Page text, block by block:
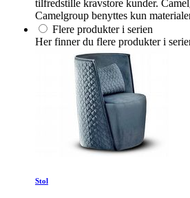
tilfredstille kravstore kunder.
Camelgroup benyttes kun
Flere produkter i serien
Her finner du flere produkter i
Stol